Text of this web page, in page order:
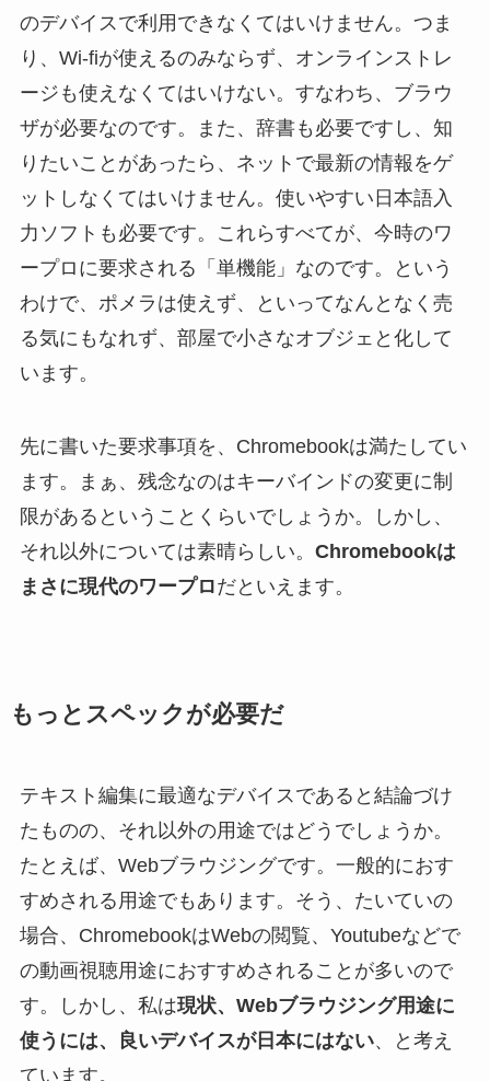
のデバイスで利用できなくてはいけません。つま
り、Wi-fiが使えるのみならず、オンラインストレ
ージも使えなくてはいけない。すなわち、ブラウ
ザが必要なのです。また、辞書も必要ですし、知
りたいことがあったら、ネットで最新の情報をゲ
ットしなくてはいけません。使いやすい日本語入
力ソフトも必要です。これらすべてが、今時のワ
ープロに要求される「単機能」なのです。という
わけで、ポメラは使えず、といってなんとなく売
る気にもなれず、部屋で小さなオブジェと化して
います。
先に書いた要求事項を、Chromebookは満たしてい
ます。まぁ、残念なのはキーバインドの変更に制
限があるということくらいでしょうか。しかし、
それ以外については素晴らしい。 Chromebookは
まさに現代のワープロだといえます。
もっとスペックが必要だ
テキスト編集に最適なデバイスであると結論づけ
たものの、それ以外の用途ではどうでしょうか。
たとえば、Webブラウジングです。一般的におす
すめされる用途でもあります。そう、たいていの
場合、ChromebookはWebの閲覧、Youtubeなどで
の動画視聴用途におすすめされることが多いので
す。しかし、私は現状、Webブラウジング用途に
使うには、良いデバイスが日本にはない、と考え
ています。